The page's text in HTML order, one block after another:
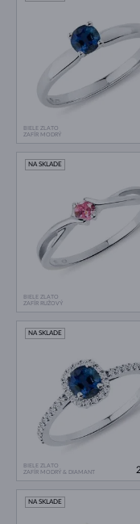
BIELE ZLATO
ZAFÍR MODRÝ
BIELE ZLATO
ZAFÍR RUŽOVÝ
NA SKLADE
BIELE ZLATO
ZAFÍR MODRÝ & DIAMANT
NA SKLADE
NA SKLADE